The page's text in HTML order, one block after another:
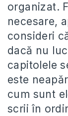
organizat.
necesare,
consideri
dacă nu
capitolele
este
cum sunt
scrii în